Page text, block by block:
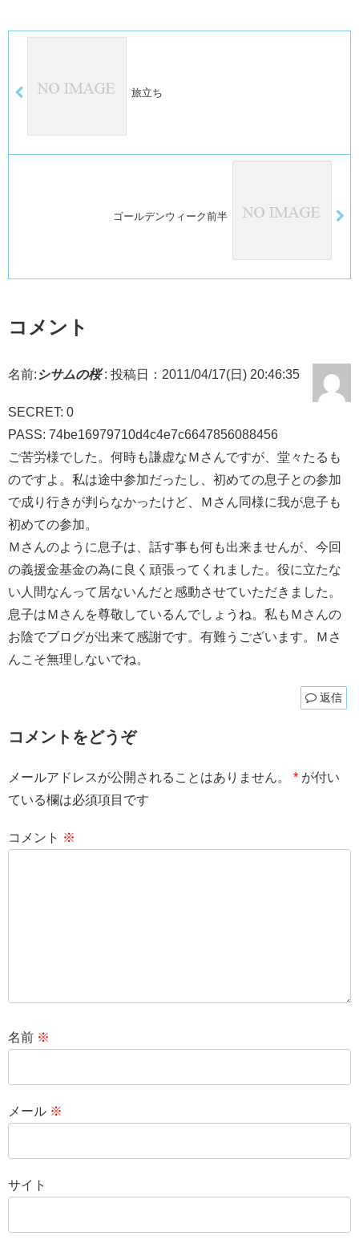
旅立ち
ゴールデンウィーク前半
コメント
名前: シサムの桜: 投稿日：2011/04/17(日) 20:46:35
SECRET: 0
PASS: 74be16979710d4c4e7c6647856088456
ご苦労様でした。何時も謙虚なＭさんですが、堂々たるも
のですよ。私は途中参加だったし、初めての息子との参加
で成り行きが判らなかったけど、Ｍさん同様に我が息子も
初めての参加。
Ｍさんのように息子は、話す事も何も出来ませんが、今回
の義援金基金の為に良く頑張ってくれました。役に立たな
い人間なんって居ないんだと感動させていただきました。
息子はＭさんを尊敬しているんでしょうね。私もＭさんの
お陰でブログが出来て感謝です。有難うございます。Ｍさ
んこそ無理しないでね。
返信
コメントをどうぞ
メールアドレスが公開されることはありません。 * が付い
ている欄は必須項目です
コメント ※
名前 ※
メール ※
サイト